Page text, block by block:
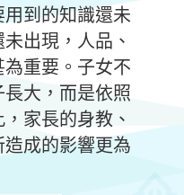
到的知識還未
出現，人品、
重要。子女不
大，而是依照
家長的身教、
成的影響更為